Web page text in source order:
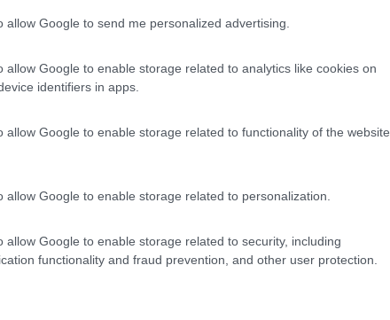
allow Google to send me personalized advertising.
allow Google to enable storage related to analytics like cookies on
identifiers in apps.
allow Google to enable storage related to functionality of the website
allow Google to enable storage related to personalization.
allow Google to enable storage related to security, including
functionality and fraud prevention, and other user protection.
sulle colline moreniche, a sud del lago di Garda,...
Borghetto, 13
Posizione